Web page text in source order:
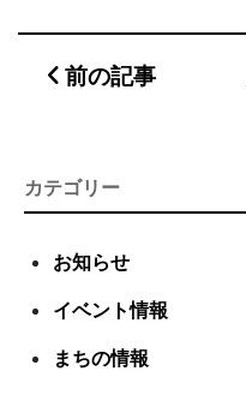
前の記事
カテゴリー
お知らせ
イベント情報
まちの情報